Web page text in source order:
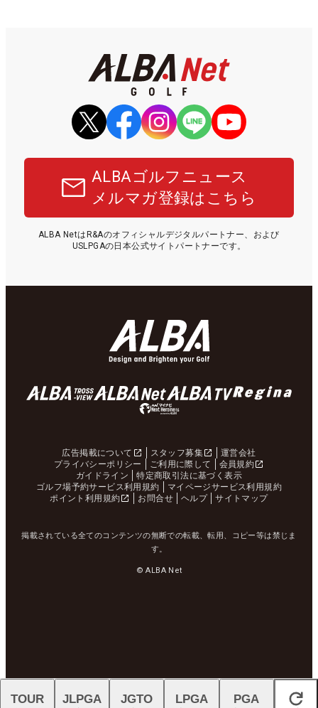
ALBAゴルフニュース
メルマガ登録はこちら
ALBA NetはR&Aのオフィシャルデジタルパートナー、および
USLPGAの日本公式サイトパートナーです。
広告掲載について スタッフ募集
運営会社
プライバシーポリシー
ご利用に際して
会員規約
ガイドライン
特定商取引法に基づく表示
ゴルフ場予約サービス利用規約
マイページサービス利用規約
ポイント利用規約
お問合せ ヘルプ サイトマップ
掲載されている全てのコンテンツの無断での転載、転用、コピー等は禁じま
す。
© ALBA Net
閉じる
TOUR JLPGA JGTO LPGA PGA